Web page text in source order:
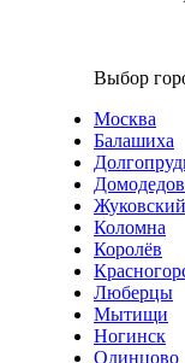
Выбор
Москва
Балашиха
Жуковский
Коломна
Королёв
Люберцы
Мытищи
Ногинск
Одинцово